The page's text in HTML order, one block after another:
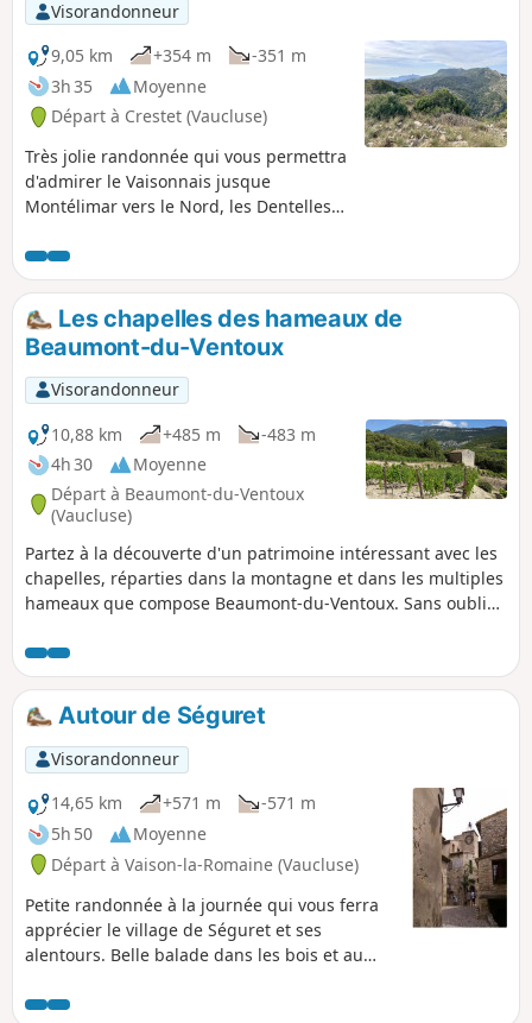
Visorandonneur
9,05 km
+354 m
-351 m
3h 35
Moyenne
Départ à Crestet (Vaucluse)
Très jolie randonnée qui vous permettra
d'admirer le Vaisonnais jusque
Montélimar vers le Nord, les Dentelles
Sud. Et aussi, le géant du Ventoux,
toujours présent.
Les chapelles des hameaux de
Beaumont-du-Ventoux
Visorandonneur
10,88 km
+485 m
-483 m
4h 30
Moyenne
Départ à Beaumont-du-Ventoux
(Vaucluse)
Partez à la découverte d'un patrimoine intéressant avec les
chapelles, réparties dans la montagne et dans les multiples
hameaux que compose Beaumont-du-Ventoux. Sans oublier
Autour de Séguret
Visorandonneur
14,65 km
+571 m
-571 m
5h 50
Moyenne
Départ à Vaison-la-Romaine (Vaucluse)
Petite randonnée à la journée qui vous ferra
apprécier le village de Séguret et ses
alentours. Belle balade dans les bois et au